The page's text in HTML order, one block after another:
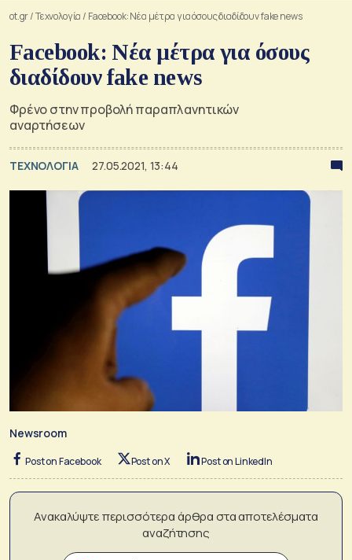
ot.gr/Τεχνολογία / Facebook: Νέα μέτρα για όσους διαδίδουν fake news
Facebook: Νέα μέτρα για όσους
διαδίδουν fake news
Φρένο στην προβολή παραπλανητικών
αναρτήσεων
ΤΕΧΝΟΛΟΓΙΑ 27.05.2021, 13:44
Newsroom
Post on Facebook Post on X Post on LinkedIn
Ανακαλύψτε περισσότερα άρθρα στα αποτελέσματα
αναζήτησης